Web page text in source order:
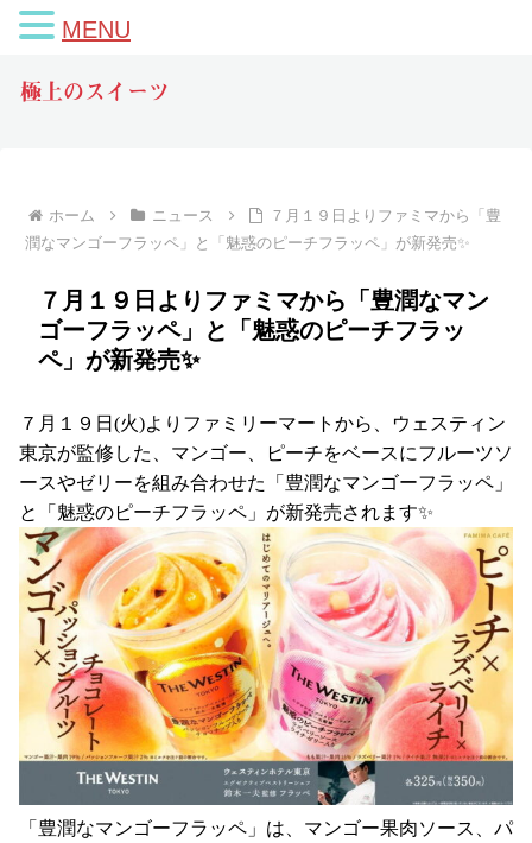
極上のスイーツ
ホーム ニュース
７月１９日よりファミマから「豊
潤なマンゴーフラッペ」と「魅惑のピーチフラッペ」が新発売✨
７月１９日よりファミマから「豊潤なマン
ゴーフラッペ」と「魅惑のピーチフラッ
ペ」が新発売✨
７月１９日(火)よりファミリーマートから、ウェスティン
東京が監修した、マンゴー、ピーチをベースにフルーツソ
ースやゼリーを組み合わせた「豊潤なマンゴーフラッペ」
と「魅惑のピーチフラッペ」が新発売されます✨
「豊潤なマンゴーフラッペ」は、マンゴー果肉ソース、パ
MENU